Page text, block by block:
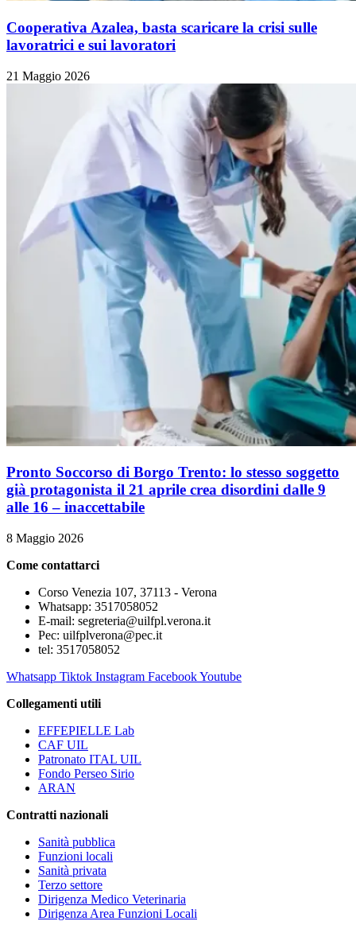
Cooperativa Azalea, basta scaricare la crisi sulle
lavoratrici e sui lavoratori
21 Maggio 2026
Pronto Soccorso di Borgo Trento: lo stesso soggetto
già protagonista il 21 aprile crea disordini dalle 9
alle 16 – inaccettabile
8 Maggio 2026
Come contattarci
Corso Venezia 107, 37113 - Verona
Whatsapp: 3517058052
E-mail: segreteria@uilfpl.verona.it
Pec: uilfplverona@pec.it
tel: 3517058052
Whatsapp Tiktok Instagram FacebookYoutube
Collegamenti utili
EFFEPIELLE Lab
CAF UIL
Patronato ITAL UIL
Fondo Perseo Sirio
ARAN
Contratti nazionali
Sanità pubblica
Funzioni locali
Sanità privata
Terzo settore
Dirigenza Medico Veterinaria
Dirigenza Area Funzioni Locali